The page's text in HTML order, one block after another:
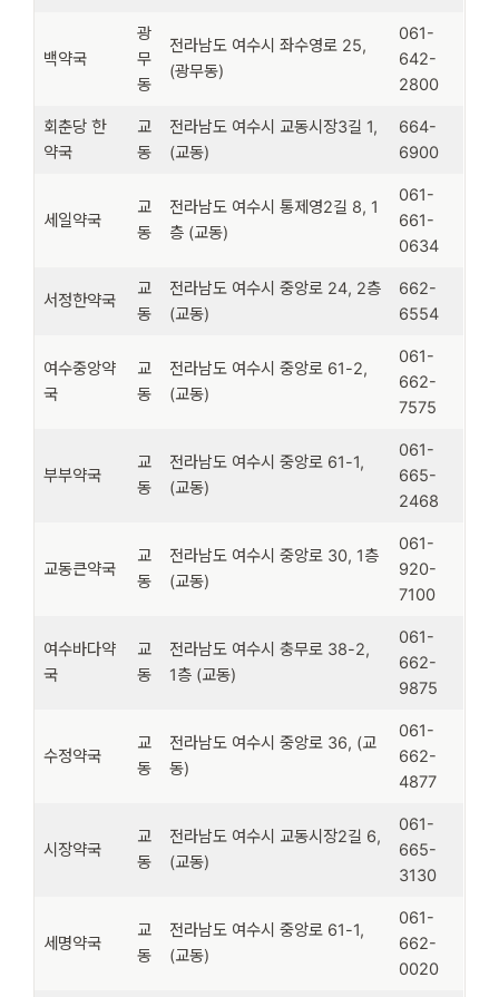
백약국
광
무
동
전라남도 여수시 좌수영로 25,
(광무동)
061-
642-
2800
회춘당 한
약국
교
동
전라남도 여수시 교동시장3길 1,
(교동)
664-
6900
세일약국
교
동
전라남도 여수시 통제영2길 8, 1
층 (교동)
061-
661-
0634
서정한약국
교
동
전라남도 여수시 중앙로 24, 2층
(교동)
662-
6554
여수중앙약
국
교
동
전라남도 여수시 중앙로 61-2,
(교동)
061-
662-
7575
부부약국
교
동
전라남도 여수시 중앙로 61-1,
(교동)
061-
665-
2468
교동큰약국
교
동
전라남도 여수시 중앙로 30, 1층
(교동)
061-
920-
7100
여수바다약
국
교
동
전라남도 여수시 충무로 38-2,
1층 (교동)
061-
662-
9875
수정약국
교
동
전라남도 여수시 중앙로 36, (교
동)
061-
662-
4877
시장약국
교
동
전라남도 여수시 교동시장2길 6,
(교동)
061-
665-
3130
세명약국
교
동
전라남도 여수시 중앙로 61-1,
(교동)
061-
662-
0020